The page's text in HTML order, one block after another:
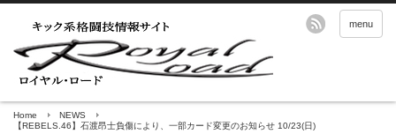
menu
Home
NEWS
【REBELS.46】石渡昂士負傷により、一部カード変更のお知らせ 10/23(日)